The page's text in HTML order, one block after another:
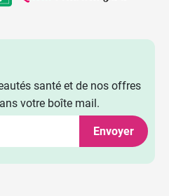
santé et de nos offres
votre boîte mail.
Envoyer